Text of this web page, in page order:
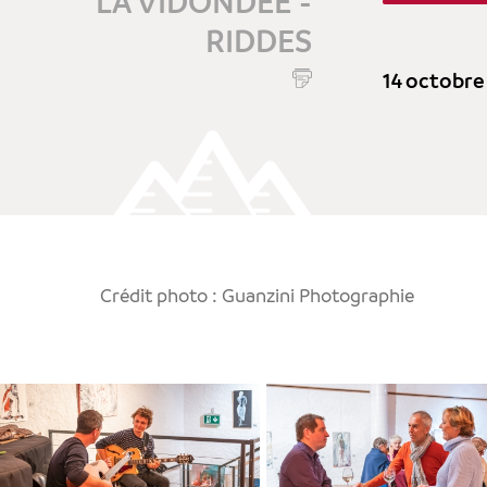
RIDDES
14
Crédit photo : Guanzini Photographie